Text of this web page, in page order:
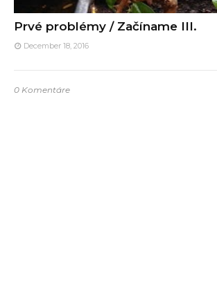
Prvé problémy / Začíname III.
December 18, 2016
0 Komentáre